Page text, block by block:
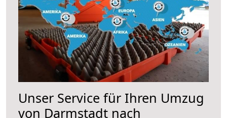
Unser Service für Ihren Umzug
von Darmstadt nach